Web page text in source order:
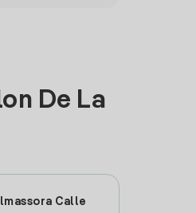
De La
Calle